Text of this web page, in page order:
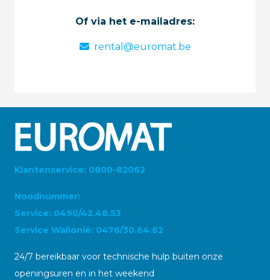
Of via het e-mailadres:
rental@euromat.be
Klantenservice: 0800-82062
Noodnummer:
Service: 0490/42.48.53
Service Wallonië: 0476/30.64.62
24/7 bereikbaar voor technische hulp buiten onze
openingsuren en in het weekend